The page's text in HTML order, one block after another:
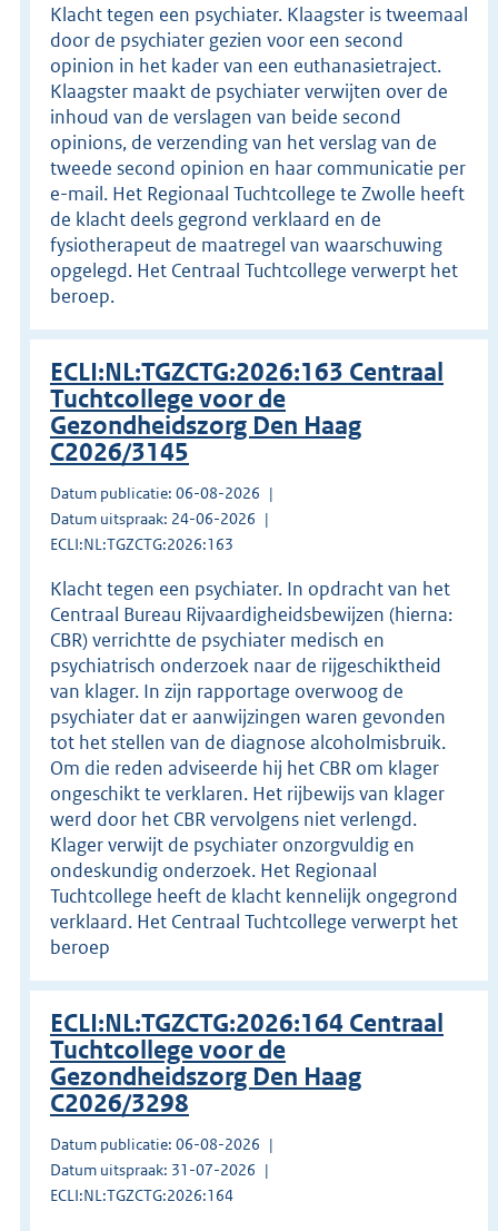
Klacht tegen een psychiater. Klaagster is tweemaal
door de psychiater gezien voor een second
opinion in het kader van een euthanasietraject.
Klaagster maakt de psychiater verwijten over de
inhoud van de verslagen van beide second
opinions, de verzending van het verslag van de
tweede second opinion en haar communicatie per
e-mail. Het Regionaal Tuchtcollege te Zwolle heeft
de klacht deels gegrond verklaard en de
fysiotherapeut de maatregel van waarschuwing
opgelegd. Het Centraal Tuchtcollege verwerpt het
beroep.
ECLI:NL:TGZCTG:2026:163 Centraal
Tuchtcollege voor de
Gezondheidszorg Den Haag
C2026/3145
Datum publicatie: 06-08-2026
Datum uitspraak: 24-06-2026
ECLI:NL:TGZCTG:2026:163
Klacht tegen een psychiater. In opdracht van het
Centraal Bureau Rijvaardigheidsbewijzen (hierna:
CBR) verrichtte de psychiater medisch en
psychiatrisch onderzoek naar de rijgeschiktheid
van klager. In zijn rapportage overwoog de
psychiater dat er aanwijzingen waren gevonden
tot het stellen van de diagnose alcoholmisbruik.
Om die reden adviseerde hij het CBR om klager
ongeschikt te verklaren. Het rijbewijs van klager
werd door het CBR vervolgens niet verlengd.
Klager verwijt de psychiater onzorgvuldig en
ondeskundig onderzoek. Het Regionaal
Tuchtcollege heeft de klacht kennelijk ongegrond
verklaard. Het Centraal Tuchtcollege verwerpt het
beroep
ECLI:NL:TGZCTG:2026:164 Centraal
Tuchtcollege voor de
Gezondheidszorg Den Haag
C2026/3298
Datum publicatie: 06-08-2026
Datum uitspraak: 31-07-2026
ECLI:NL:TGZCTG:2026:164